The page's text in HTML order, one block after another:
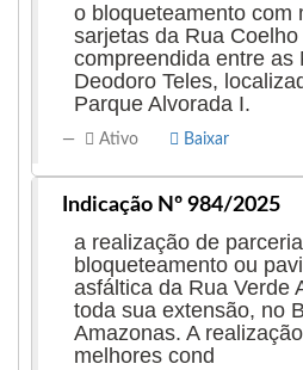
o bloqueteamento com
sarjetas da Rua Coelho
compreendida entre as
Deodoro Teles,
Parque Alvorada I.
Ativo Baixar
Indicação Nº 984/2025
a realização de
bloqueteamento ou
asfáltica da Rua Verde
toda sua extensão, no
Amazonas. A
melhores cond